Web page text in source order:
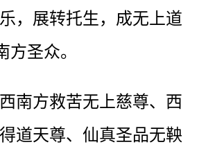
，展转托生，成无上道
方圣众。
南方救苦无上慈尊、西
道天尊、仙真圣品无鞅